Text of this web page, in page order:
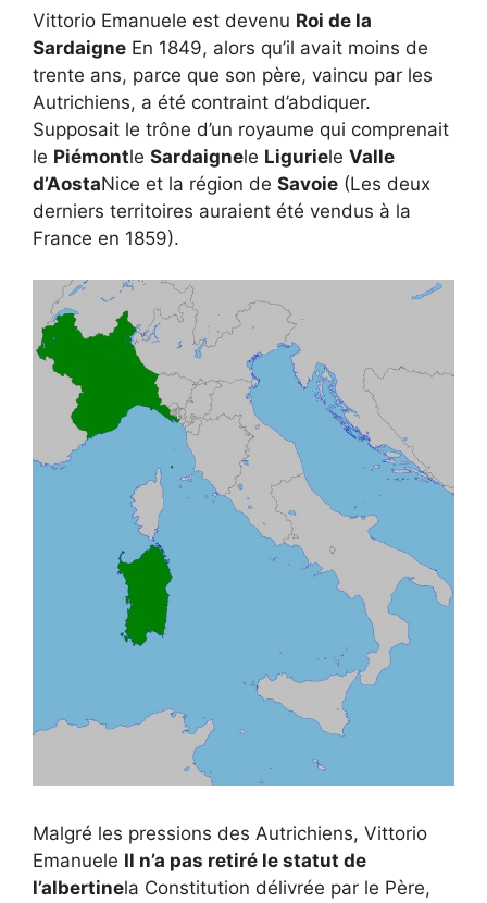
Vittorio Emanuele est devenu Roi de la
Sardaigne En 1849, alors qu’il avait moins de
trente ans, parce que son père, vaincu par les
Autrichiens, a été contraint d’abdiquer.
Supposait le trône d’un royaume qui comprenait
le Piémontle Sardaignele Liguriele Valle
d’AostaNice et la région de Savoie (Les deux
derniers territoires auraient été vendus à la
France en 1859).
Malgré les pressions des Autrichiens, Vittorio
Emanuele Il n’a pas retiré le statut de
l’albertinela Constitution délivrée par le Père,